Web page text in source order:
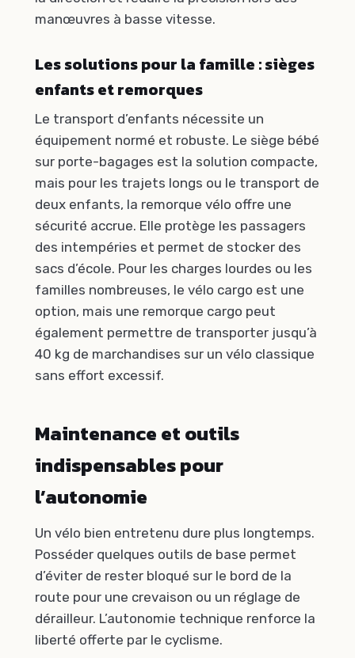
manœuvres à basse vitesse.
Les solutions pour la famille : sièges
enfants et remorques
Le transport d’enfants nécessite un
équipement normé et robuste. Le siège bébé
sur porte-bagages est la solution compacte,
mais pour les trajets longs ou le transport de
deux enfants, la remorque vélo offre une
sécurité accrue. Elle protège les passagers
des intempéries et permet de stocker des
sacs d’école. Pour les charges lourdes ou les
familles nombreuses, le vélo cargo est une
option, mais une remorque cargo peut
également permettre de transporter jusqu’à
40 kg de marchandises sur un vélo classique
sans effort excessif.
Maintenance et outils
indispensables pour
l’autonomie
Un vélo bien entretenu dure plus longtemps.
Posséder quelques outils de base permet
d’éviter de rester bloqué sur le bord de la
route pour une crevaison ou un réglage de
dérailleur. L’autonomie technique renforce la
liberté offerte par le cyclisme.